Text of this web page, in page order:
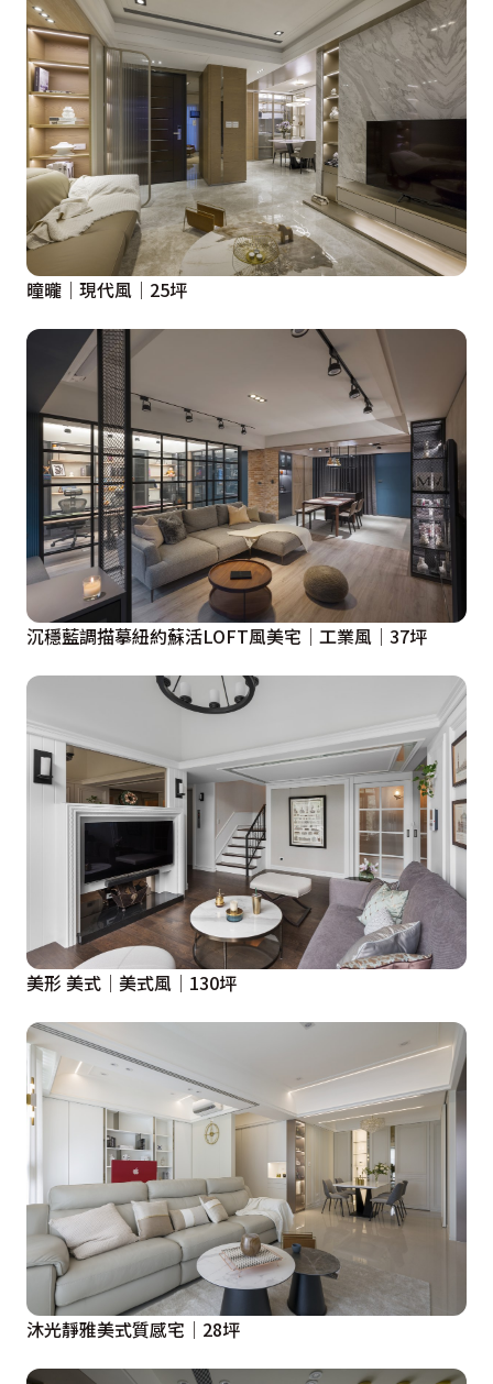
曈曨│現代風│25坪
沉穩藍調描摹紐約蘇活LOFT風美宅│工業風│37坪
美形 美式│美式風│130坪
沐光靜雅美式質感宅│28坪